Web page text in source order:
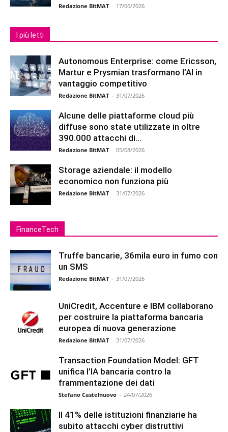
Redazione BitMAT - 17/06/2026
I più letti
Autonomous Enterprise: come Ericsson,
Martur e Prysmian trasformano l’AI in
vantaggio competitivo
Redazione BitMAT - 31/07/2026
Alcune delle piattaforme cloud più
diffuse sono state utilizzate in oltre
390.000 attacchi di...
Redazione BitMAT - 05/08/2026
Storage aziendale: il modello
economico non funziona più
Redazione BitMAT - 31/07/2026
FinanceTech
Truffe bancarie, 36mila euro in fumo con
un SMS
Redazione BitMAT - 31/07/2026
UniCredit, Accenture e IBM collaborano
per costruire la piattaforma bancaria
europea di nuova generazione
Redazione BitMAT - 31/07/2026
Transaction Foundation Model: GFT
unifica l’IA bancaria contro la
frammentazione dei dati
Stefano Castelnuovo - 24/07/2026
Il 41% delle istituzioni finanziarie ha
subito attacchi cyber distruttivi